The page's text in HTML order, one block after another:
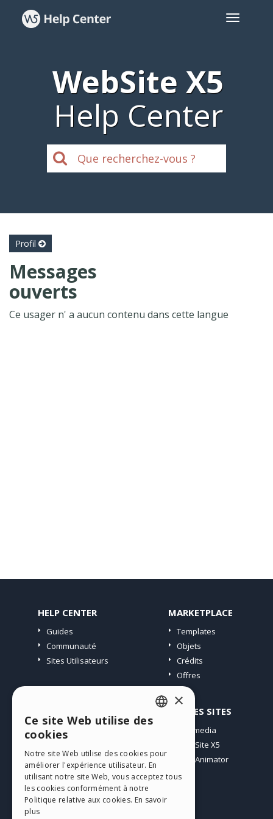
WebSite X5
Help Center
Profil
Messages
ouverts
Ce usager n' a aucun contenu dans cette langue
HELP CENTER
Guides
Communauté
Sites Utilisateurs
MARKETPLACE
Templates
Objets
Crédits
Offres
Mes Messages
Télécharger
Espace Web
Mes Crédits
AUTRES SITES
Incomedia
WebSite X5
WebAnimator
ENGLISH
GERMAN
SPANISH
×
Ce site Web utilise des
cookies
Notre site Web utilise des cookies pour
améliorer l'expérience utilisateur. En
utilisant notre site Web, vous acceptez tous
les cookies conformément à notre
Politique relative aux cookies. En savoir
plus